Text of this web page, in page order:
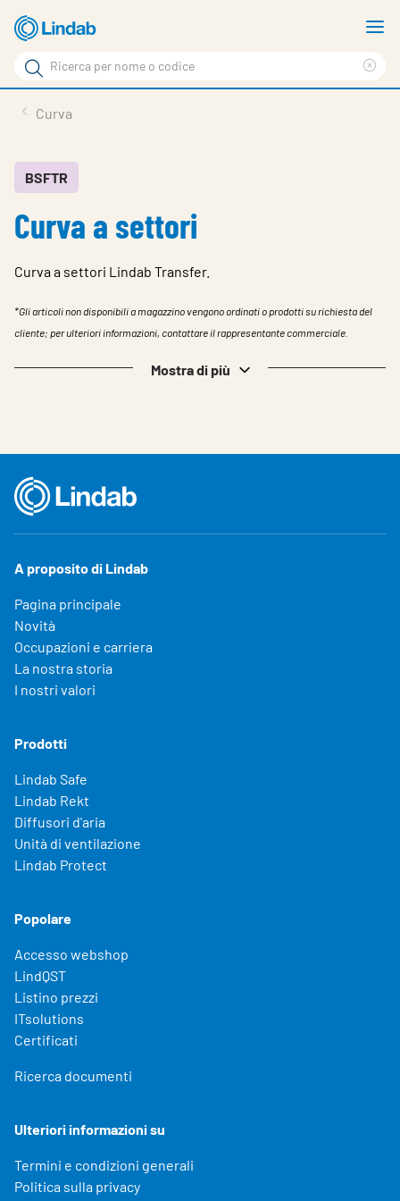
Log
visionare
Cerca
Cerca
Su Lindab
Su Tecnovent
Log in
Scegliere la lingua
Curva
BSFTR
Curva a settori
Curva a settori Lindab Transfer.
*Gli articoli non disponibili a magazzino vengono ordinati o prodotti su richiesta del
cliente; per ulteriori informazioni, contattare il rappresentante commerciale.
Mostra di più
A proposito di Lindab
Pagina principale
Novità
Occupazioni e carriera
La nostra storia
I nostri valori
Prodotti
Lindab Safe
Lindab Rekt
Diffusori d'aria
Unità di ventilazione
Lindab Protect
Popolare
Accesso webshop
LindQST
Listino prezzi
ITsolutions
Certificati
Ricerca documenti
Ulteriori informazioni su
Termini e condizioni generali
Politica sulla privacy